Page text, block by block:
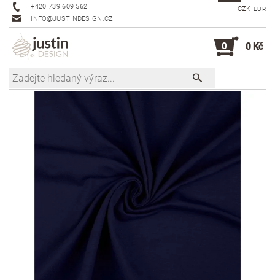
+420 739 609 562
INFO@JUSTINDESIGN.CZ
CZK EUR
0 0 Kč